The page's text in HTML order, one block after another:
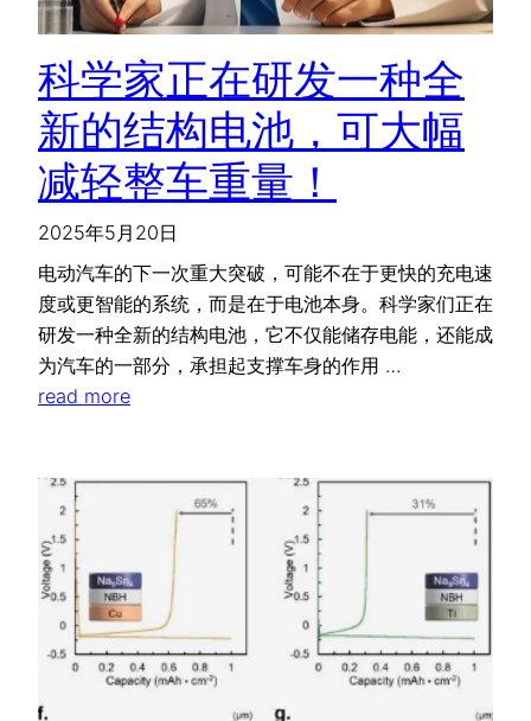
科学家正在研发一种全
新的结构电池，可大幅
减轻整车重量！
2025年5月20日
电动汽车的下一次重大突破，可能不在于更快的充电速
度或更智能的系统，而是在于电池本身。科学家们正在
研发一种全新的结构电池，它不仅能储存电能，还能成
为汽车的一部分，承担起支撑车身的作用 …
read more